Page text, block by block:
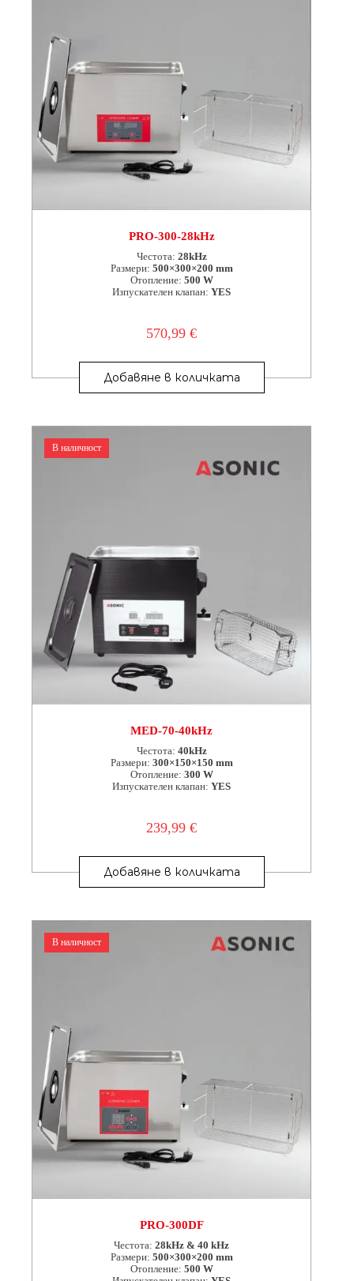
PRO-300-28kHz
Честота: 28kHz
Размери: 500×300×200 mm
Отопление: 500 W
Изпускателен клапан: YES
570,99€
Добавяне в количката
В наличност
MED-70-40kHz
Честота: 40kHz
Размери: 300×150×150 mm
Отопление: 300 W
Изпускателен клапан: YES
239,99€
Добавяне в количката
В наличност
PRO-300DF
Честота: 28kHz & 40 kHz
Размери: 500×300×200 mm
Отопление: 500 W